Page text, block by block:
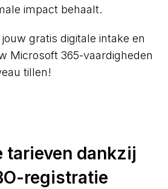
impact behaalt.
gratis digitale intake en
Microsoft 365-vaardigheden
tillen!
tarieven dankzij
registratie